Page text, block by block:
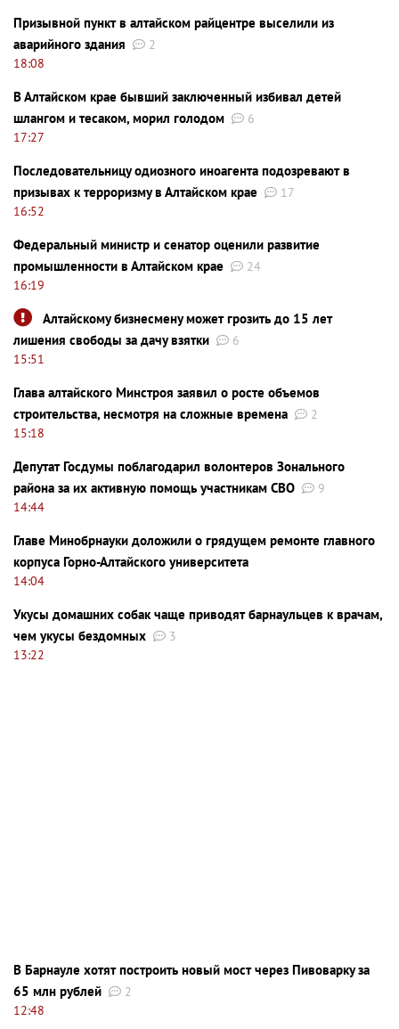
Призывной пункт в алтайском райцентре выселили из
аварийного здания
2
18:08
В Алтайском крае бывший заключенный избивал детей
шлангом и тесаком, морил голодом
6
17:27
Последовательницу одиозного иноагента подозревают в
призывах к терроризму в Алтайском крае
17
16:52
Федеральный министр и сенатор оценили развитие
промышленности в Алтайском крае
24
16:19
Алтайскому бизнесмену может грозить до 15 лет
лишения свободы за дачу взятки
6
15:51
Глава алтайского Минстроя заявил о росте объемов
строительства, несмотря на сложные времена
2
15:18
Депутат Госдумы поблагодарил волонтеров Зонального
района за их активную помощь участникам СВО
9
14:44
Главе Минобрнауки доложили о грядущем ремонте главного
корпуса Горно-Алтайского университета
14:04
Укусы домашних собак чаще приводят барнаульцев к врачам,
чем укусы бездомных
3
13:22
В Барнауле хотят построить новый мост через Пивоварку за
65 млн рублей
2
12:48